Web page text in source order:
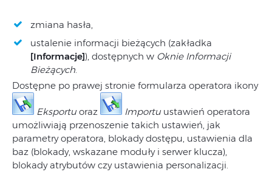
zmiana hasła,
ustalenie informacji bieżących (zakładka
[Informacje]), dostępnych w Oknie Informacji
Bieżących.
Dostępne po prawej stronie formularza operatora ikony
Eksportu oraz Importu ustawień operatora
umożliwiają przenoszenie takich ustawień, jak
parametry operatora, blokady dostępu, ustawienia dla
baz (blokady, wskazane moduły i serwer klucza),
blokady atrybutów czy ustawienia personalizacji.